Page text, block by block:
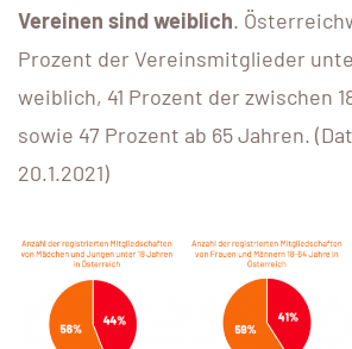
Vereinen sind weiblich.
Prozent der Vereinsmitglieder
weiblich, 41 Prozent der zwischen
sowie 47 Prozent ab 65 Jahren.
20.1.2021)